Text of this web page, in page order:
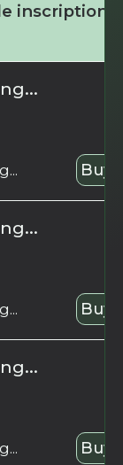
inscription
Buy
Buy
Buy